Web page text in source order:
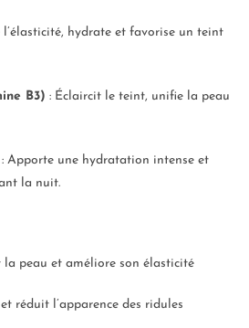
l’élasticité, hydrate et favorise un teint
B3) : Éclaircit le teint, unifie la peau
: Apporte une hydratation intense et
la nuit.
peau et améliore son élasticité
réduit l’apparence des ridules